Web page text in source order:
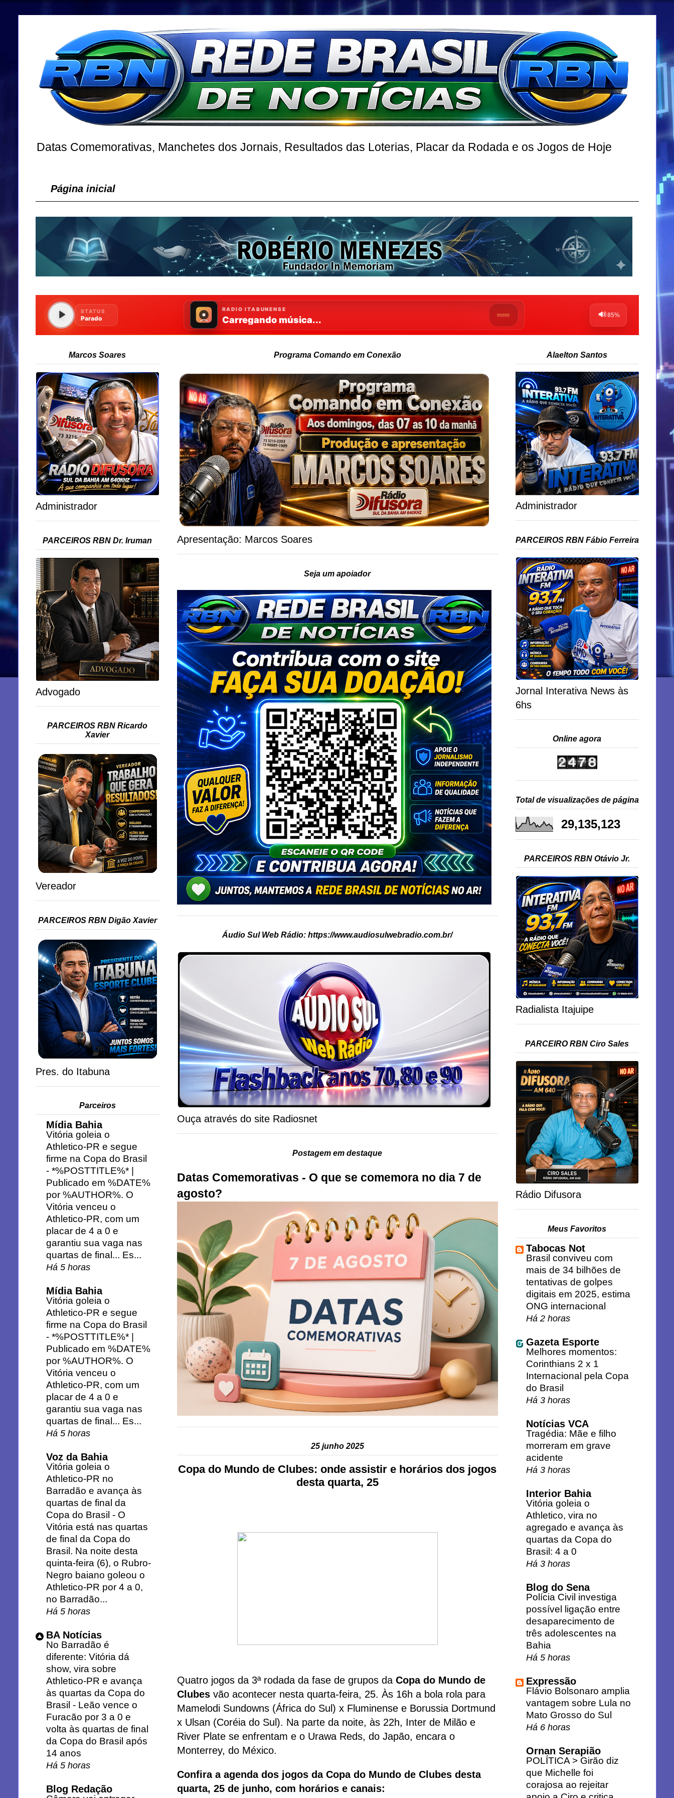
Datas Comemorativas, Manchetes dos Jornais, Resultados das Loterias, Placar da Rodada e os Jogos de Hoje
Página inicial
Programa Comando em Conexão
Apresentação: Marcos Soares
Seja um apoiador
Áudio Sul Web Rádio: https://www.audiosulwebradio.com.br/
Ouça através do site Radiosnet
Postagem em destaque
Datas Comemorativas - O que se comemora no dia 7 de
agosto?
25 junho 2025
Copa do Mundo de Clubes: onde assistir e horários dos jogos
desta quarta, 25
Quatro jogos da 3ª rodada da fase de grupos da Copa do Mundo de
Clubes vão acontecer nesta quarta-feira, 25. Às 16h a bola rola para
Mamelodi Sundowns (África do Sul) x Fluminense e Borussia Dortmund
x Ulsan (Coréia do Sul). Na parte da noite, às 22h, Inter de Milão e
River Plate se enfrentam e o Urawa Reds, do Japão, encara o
Monterrey, do México.
Confira a agenda dos jogos da Copa do Mundo de Clubes desta
quarta, 25 de junho, com horários e canais:
Marcos Soares
Administrador
PARCEIROS RBN Dr. Iruman
Advogado
PARCEIROS RBN Ricardo
Xavier
Vereador
PARCEIROS RBN Digão Xavier
Pres. do Itabuna
Parceiros
Mídia Bahia
Vitória goleia o
Athletico-PR e segue
firme na Copa do Brasil
- *%POSTTITLE%* |
Publicado em %DATE%
por %AUTHOR%. O
Vitória venceu o
Athletico-PR, com um
placar de 4 a 0 e
garantiu sua vaga nas
quartas de final... Es...
Há 5 horas
Mídia Bahia
Vitória goleia o
Athletico-PR e segue
firme na Copa do Brasil
- *%POSTTITLE%* |
Publicado em %DATE%
por %AUTHOR%. O
Vitória venceu o
Athletico-PR, com um
placar de 4 a 0 e
garantiu sua vaga nas
quartas de final... Es...
Há 5 horas
Voz da Bahia
Vitória goleia o
Athletico-PR no
Barradão e avança às
quartas de final da
Copa do Brasil - O
Vitória está nas quartas
de final da Copa do
Brasil. Na noite desta
quinta-feira (6), o Rubro-
Negro baiano goleou o
Athletico-PR por 4 a 0,
no Barradão...
Há 5 horas
BA Notícias
No Barradão é
diferente: Vitória dá
show, vira sobre
Athletico-PR e avança
às quartas da Copa do
Brasil - Leão vence o
Furacão por 3 a 0 e
volta às quartas de final
da Copa do Brasil após
14 anos
Há 5 horas
Blog Redação
Alaelton Santos
Administrador
PARCEIROS RBN Fábio Ferreira
Jornal Interativa News às
6hs
Online agora
Total de visualizações de página
29,135,123
PARCEIROS RBN Otávio Jr.
Radialista Itajuipe
PARCEIRO RBN Ciro Sales
Rádio Difusora
Meus Favoritos
Tabocas Not
Brasil conviveu com
mais de 34 bilhões de
tentativas de golpes
digitais em 2025, estima
ONG internacional
Há 2 horas
Gazeta Esporte
Melhores momentos:
Corinthians 2 x 1
Internacional pela Copa
do Brasil
Há 3 horas
Notícias VCA
Tragédia: Mãe e filho
morreram em grave
acidente
Há 3 horas
Interior Bahia
Vitória goleia o
Athletico, vira no
agregado e avança às
quartas da Copa do
Brasil: 4 a 0
Há 3 horas
Blog do Sena
Polícia Civil investiga
possível ligação entre
desaparecimento de
três adolescentes na
Bahia
Há 5 horas
Expressão
Flávio Bolsonaro amplia
vantagem sobre Lula no
Mato Grosso do Sul
Há 6 horas
Ornan Serapião
POLÍTICA > Girão diz
que Michelle foi
corajosa ao rejeitar